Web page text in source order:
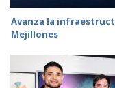
Avanza la
Mejillones